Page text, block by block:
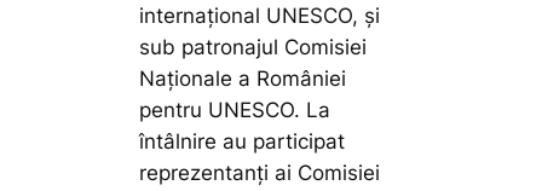
internațional UNESCO, și
sub patronajul Comisiei
Naționale a României
pentru UNESCO. La
întâlnire au participat
reprezentanți ai Comisiei